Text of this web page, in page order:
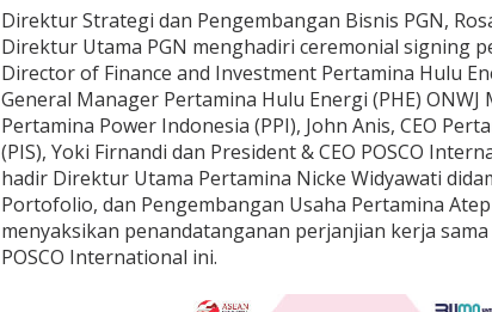
k
e
n
J
o
i
t
S
t
u
d
y
Direktur Strategi dan Pengembangan Bisnis PGN,
Direktur Utama PGN menghadiri ceremonial signing
Director of Finance and Investment Pertamina Hulu
General Manager Pertamina Hulu Energi (PHE) ONWJ
Pertamina Power Indonesia (PPI), John Anis, CEO
(PIS), Yoki Firnandi dan President & CEO POSCO
hadir Direktur Utama Pertamina Nicke Widyawati
Portofolio, dan Pengembangan Usaha Pertamina
menyaksikan penandatanganan perjanjian kerja
POSCO International ini.
Prancis Amankan Tiket Semifinal
Piala Dunia 2026 Usai Taklukkan
Maroko